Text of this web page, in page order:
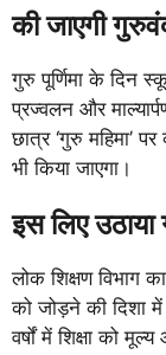
की जाएगी
गुरु पूर्णिमा के दिन
प्रज्वलन और
छात्र ‘गुरु महिमा’
भी किया जाएगा।
इस लिए
लोक शिक्षण विभाग
को जोड़ने की दिशा
वर्षों में शिक्षा को